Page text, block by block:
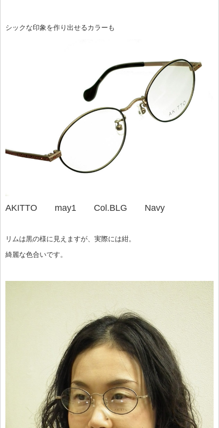
シックな印象を作り出せるカラーも
AKITTO may1 Col.BLG Navy
リムは黒の様に見えますが、実際には紺。
綺麗な色合いです。